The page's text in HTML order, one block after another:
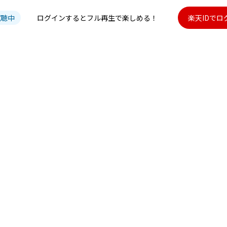
中 ログインするとフル再生で楽しめる！ 楽天IDでロ